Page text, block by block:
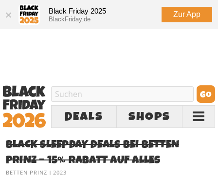
Black Friday 2025
BlackFriday.de
Zur App
DEALS SHOPS
BLACK SLEEPDAY DEALS BEI BETTEN
PRINZ – 15% RABATT AUF ALLES
BETTEN PRINZ | 2023